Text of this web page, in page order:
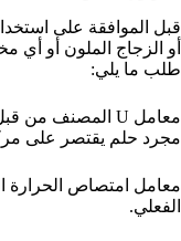
أو الزجاج الملون أو أي
طلب ما يلي:
مجرد حلم يقتصر على
الفعلي.